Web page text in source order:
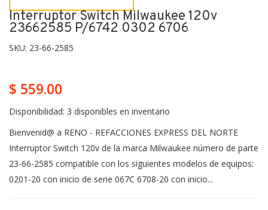
Interruptor Switch Milwaukee 120v
23662585 P/6742 0302 6706
SKU: 23-66-2585
$ 559.00
Disponibilidad: 3 disponibles en inventario
Bienvenid@ a RENO - REFACCIONES EXPRESS DEL NORTE
Interruptor Switch 120v de la marca Milwaukee número de parte
23-66-2585 compatible con los siguientes modelos de equipos:
0201-20 con inicio de serie 067C 6708-20 con inicio...